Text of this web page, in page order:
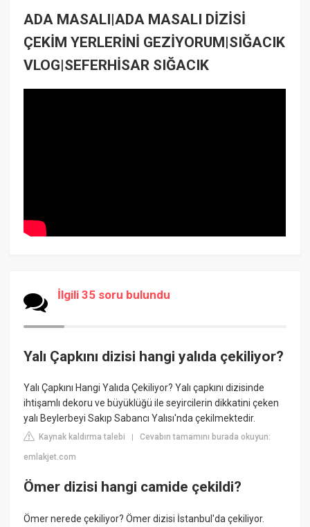
ADA MASALI|ADA MASALI DİZİSİ
ÇEKİM YERLERİNİ GEZİYORUM|SIĞACIK
VLOG|SEFERHİSAR SIĞACIK
İlgili 35 soru bulundu
Yalı Çapkını dizisi hangi yalıda çekiliyor?
Yalı Çapkını Hangi Yalıda Çekiliyor? Yalı çapkını dizisinde
ihtişamlı dekoru ve büyüklüğü ile seyircilerin dikkatini çeken
yalı Beylerbeyi Sakıp Sabancı Yalısı'nda çekilmektedir.
Kaynak kaldırma talebi |Cevabın tamamını burada okuyun:
emlakjet.com
Ömer dizisi hangi camide çekildi?
Ömer nerede çekiliyor? Ömer dizisi İstanbul'da çekiliyor.